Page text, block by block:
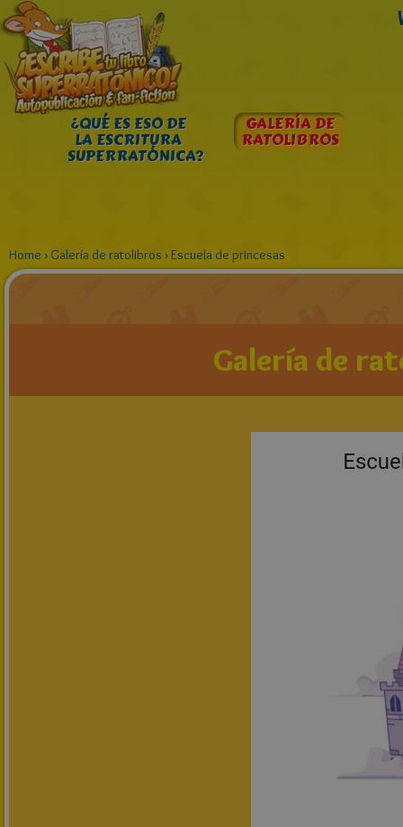
¿QUÉ ES ESO DE
LA ESCRITURA
SUPERRATÓNICA?
GALERÍA DE
RATOLIBROS
Home › Galería de ratolibros ›Escuela de princesas
Galería de